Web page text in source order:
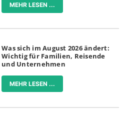
MEHR LESEN ...
Was sich im August 2026 ändert:
Wichtig für Familien, Reisende
und Unternehmen
MEHR LESEN ...